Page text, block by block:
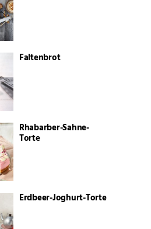
Faltenbrot
Rhabarber-Sahne-
Torte
Erdbeer-Joghurt-Torte